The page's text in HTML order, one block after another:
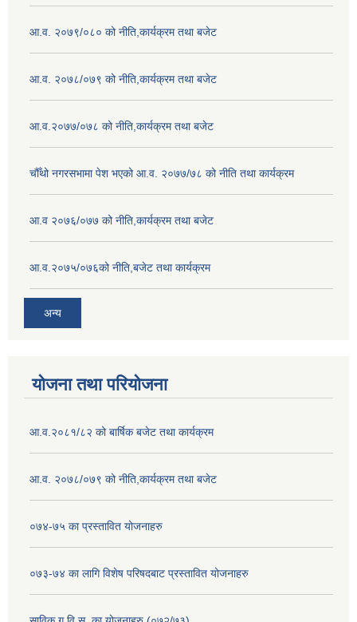
आ.व. २०७९/०८० को नीति,कार्यक्रम तथा बजेट
आ.व. २०७८/०७९ को नीति,कार्यक्रम तथा बजेट
आ.व.२०७७/०७८ को नीति,कार्यक्रम तथा बजेट
चौँथो नगरसभामा पेश भएको आ.व. २०७७/७८ को नीति तथा कार्यक्रम
आ.व २०७६/०७७ को नीति,कार्यक्रम तथा बजेट
आ.व.२०७५/०७६को नीति,बजेट तथा कार्यक्रम
अन्य
योजना तथा परियोजना
आ.व.२०८१/८२ को बार्षिक बजेट तथा कार्यक्रम
आ.व. २०७८/०७९ को नीति,कार्यक्रम तथा बजेट
०७४-७५ का प्रस्तावित योजनाहरु
०७३-७४ का लागि विशेष परिषदबाट प्रस्तावित योजनाहरु